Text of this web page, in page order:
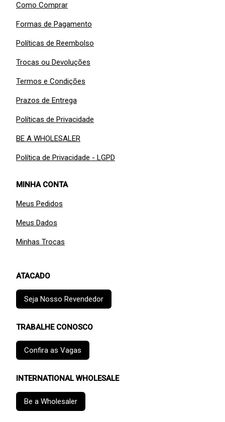
Como Comprar
Formas de Pagamento
Políticas de Reembolso
Trocas ou Devoluções
Termos e Condições
Prazos de Entrega
Políticas de Privacidade
BE A WHOLESALER
Política de Privacidade - LGPD
MINHA CONTA
Meus Pedidos
Meus Dados
Minhas Trocas
ATACADO
Seja Nosso Revendedor
TRABALHE CONOSCO
Confira as Vagas
INTERNATIONAL WHOLESALE
Be a Wholesaler